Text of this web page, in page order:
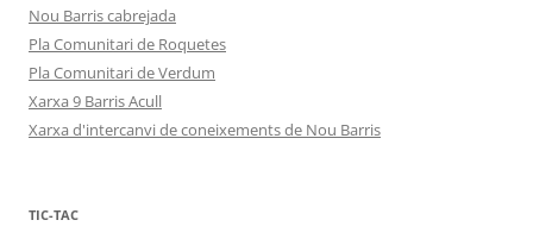
Nou Barris cabrejada
Pla Comunitari de Roquetes
Pla Comunitari de Verdum
Xarxa 9 Barris Acull
Xarxa d'intercanvi de coneixements de Nou Barris
TIC-TAC